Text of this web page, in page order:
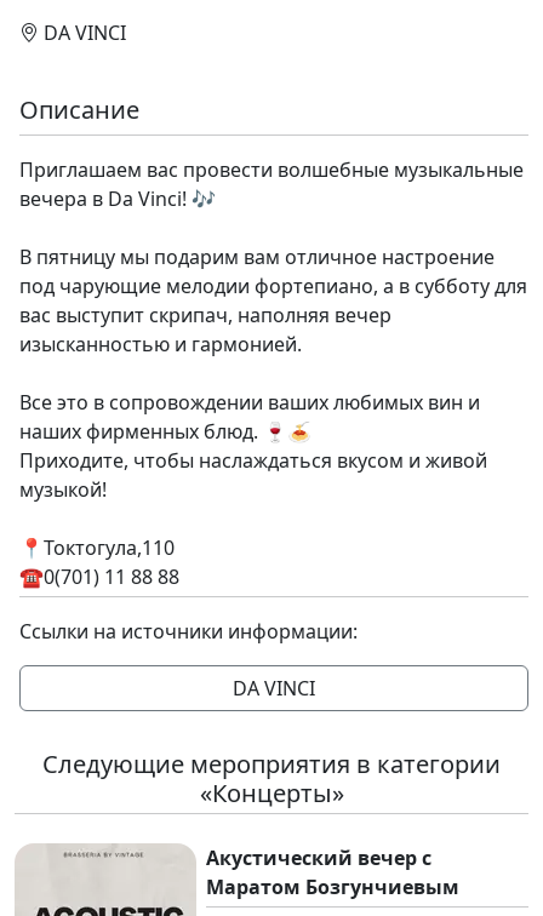
DA VINCI
Описание
Приглашаем вас провести волшебные музыкальные
вечера в Da Vinci! 🎶
В пятницу мы подарим вам отличное настроение
под чарующие мелодии фортепиано, а в субботу для
вас выступит скрипач, наполняя вечер
изысканностью и гармонией.
Все это в сопровождении ваших любимых вин и
наших фирменных блюд. 🍷🍝
Приходите, чтобы наслаждаться вкусом и живой
музыкой!
📍Токтогула,110
☎️0(701) 11 88 88
Ссылки на источники информации:
DA VINCI
Следующие мероприятия в категории
«Концерты»
Акустический вечер с
Маратом Бозгунчиевым